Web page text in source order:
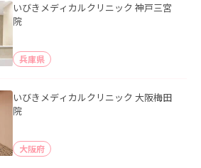
いびきメディカルクリニック 神戸三宮
院
兵庫県
いびきメディカルクリニック 大阪梅田
院
大阪府